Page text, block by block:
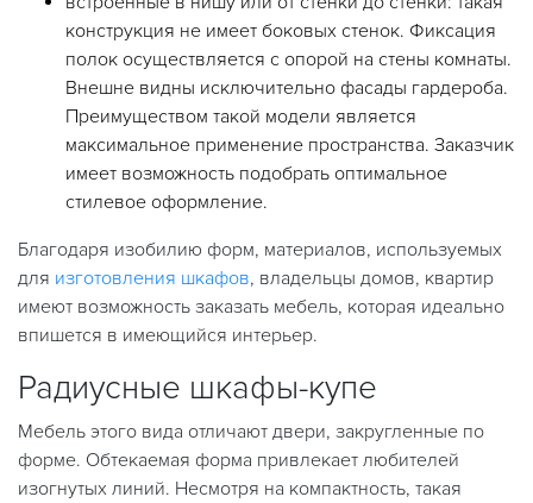
конструкция не имеет боковых стенок. Фиксация
полок осуществляется с опорой на стены комнаты.
Внешне видны исключительно фасады гардероба.
Преимуществом такой модели является
максимальное применение пространства. Заказчик
имеет возможность подобрать оптимальное
стилевое оформление.
Благодаря изобилию форм, материалов, используемых
для изготовления шкафов, владельцы домов, квартир
имеют возможность заказать мебель, которая идеально
впишется в имеющийся интерьер.
Радиусные шкафы-купе
Мебель этого вида отличают двери, закругленные по
форме. Обтекаемая форма привлекает любителей
изогнутых линий. Несмотря на компактность, такая